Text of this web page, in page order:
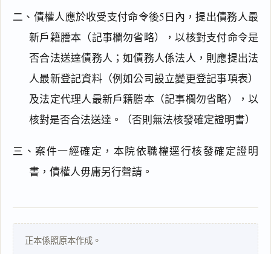
二、債權人應於收受支付命令後5日內，提出債務人最
新戶籍謄本（記事欄勿省略），以核對支付命令是
否合法送達債務人；如債務人係法人，則應提出法
人最新登記資料（例如公司設立變更登記事項表）
及法定代理人最新戶籍謄本（記事欄勿省略），以
核對是否合法送達。（否則無法核發確定證明書）
三、案件一經確定，本院依職權逕行核發確定證明
書，債權人毋庸另行聲請。
正本係照原本作成。
閱讀 研究